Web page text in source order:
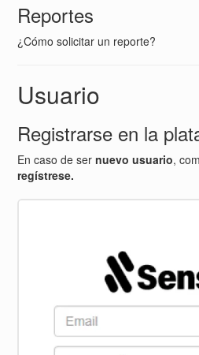
Reportes
¿Cómo solicitar un reporte?
Usuario
Registrarse en la
En caso de sernuevo usuario,
regístrese.